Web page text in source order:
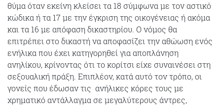
θύμα όταν εκείνη κλείσει τα 18 σύμφωνα με τον αστικό
κώδικα ή τα 17 με την έγκριση της οικογένειας ή ακόμα
και τα 16 με απόφαση δικαστηρίου. Ο νόμος θα
επιτρέπει στο δικαστή να αποφασίζει την αθώωση ενός
ενήλικα που έχει κατηγορηθεί για αποπλάνηση
ανηλίκου, κρίνοντας ότι το κορίτσι είχε συναινέσει στη
σεξουαλική πράξη. Επιπλέον, κατά αυτό τον τρόπο, οι
γονείς που έδωσαν τις ανήλικες κόρες τους με
χρηματικό αντάλλαγμα σε μεγαλύτερους άντρες,